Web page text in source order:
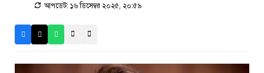
আপডেট: ১৬ ডিসেম্বর ২০২৫, ২০:৫৯